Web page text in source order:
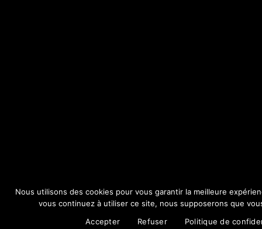
Nous utilisons des cookies pour vous garantir la meilleure
vous continuez à utiliser ce site, nous supposerons que
Accepter
Refuser Politique de